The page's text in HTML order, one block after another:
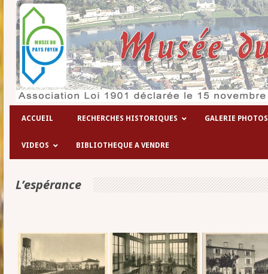
Les hôpitaux temporaires de la 1°
ACCUEIL RECHERCHES HISTORIQUES GALERIE PHOTOS
VIDEOS BIBLIOTHEQUE A VENDRE
L’espérance